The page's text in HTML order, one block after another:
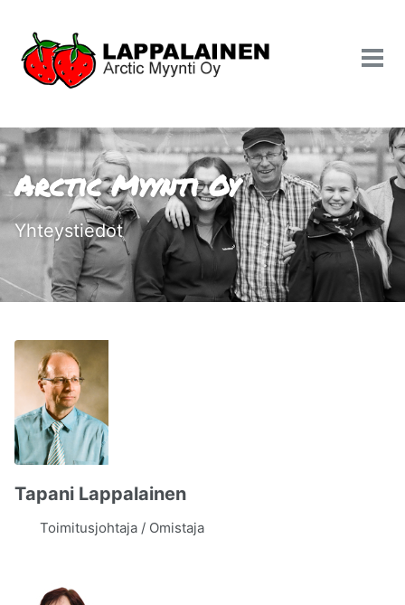
Arctic Myynti Oy
Yhteystiedot
Tapani Lappalainen
Toimitusjohtaja / Omistaja